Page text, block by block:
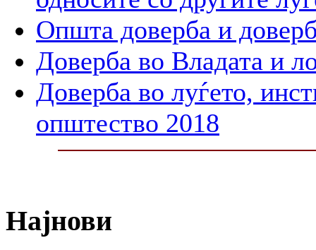
Општа доверба и
Доверба во Владата и
Доверба во луѓето,
општество 2018
Најнови